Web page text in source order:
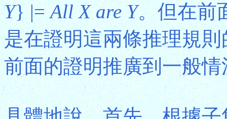
Y} |=All X are Y。但在前
是在證明這兩條推理規
前面的證明推廣到一般